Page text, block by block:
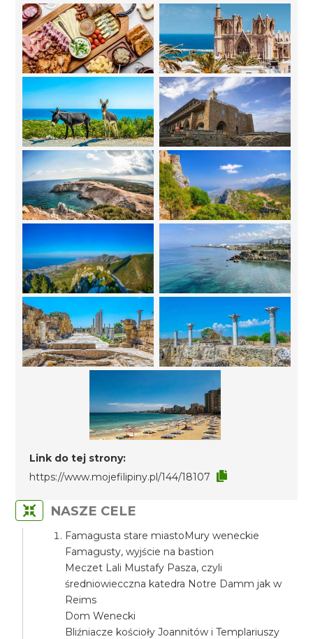
Link do tej strony:
https://www.mojefilipiny.pl/144/18107
NASZE CELE
Famagusta stare miastoMury weneckie
Famagusty, wyjście na bastion
Meczet Lali Mustafy Pasza, czyli
średniowiecczna katedra Notre Damm jak w
Reims
Dom Wenecki
Bliźniacze kościoły Joannitów i Templariuszy